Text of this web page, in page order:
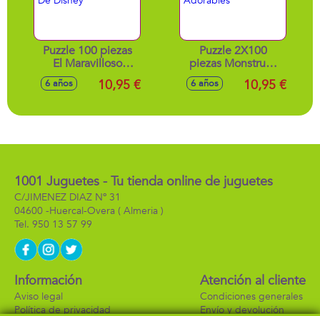
Puzzle 100 piezas
El Maravilloso
Mundo De Disney
6 años 10,95 €
Puzzle 2X100
piezas Monstruos
Adorables
6 años 10,95 €
1001 Juguetes - Tu tienda online de juguetes
C/JIMENEZ DIAZ Nº 31
04600 -Huercal-Overa ( Almeria )
950 13 57 99
Información
Aviso legal
Política de privacidad
Atención al cliente
Condiciones generales
Envío y devolución